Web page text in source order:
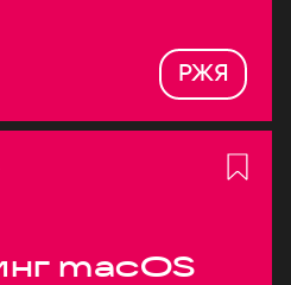
РЖЯ
macOS